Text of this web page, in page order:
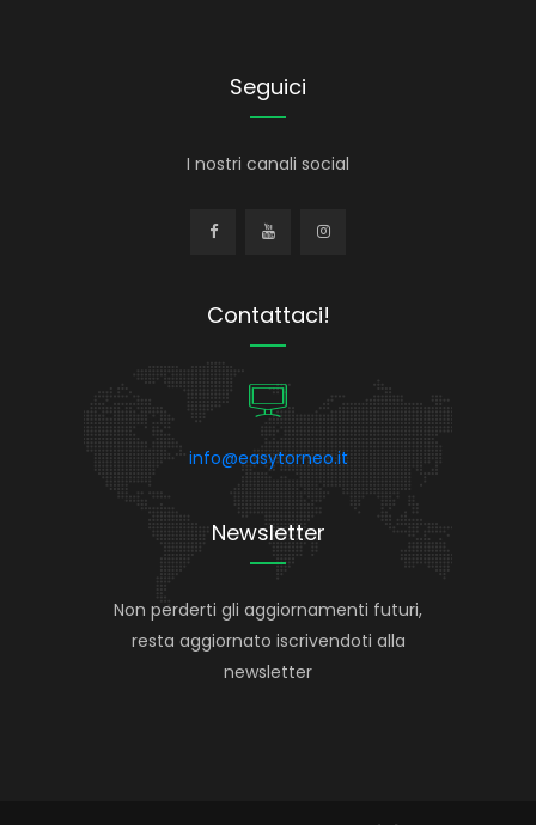
Seguici
I nostri canali social
Contattaci!
info@easytorneo.it
Newsletter
Non perderti gli aggiornamenti futuri,
resta aggiornato iscrivendoti alla
newsletter